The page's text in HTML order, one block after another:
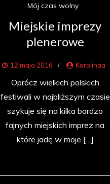
Mój czas wolny
Miejskie imprezy
plenerowe
12 maja 2016 Karolinaa
Oprócz wielkich polskich
festiwali w najbliższym czasie
szykuje się na kilka bardzo
fajnych miejskich imprez na
które jadę w moje […]